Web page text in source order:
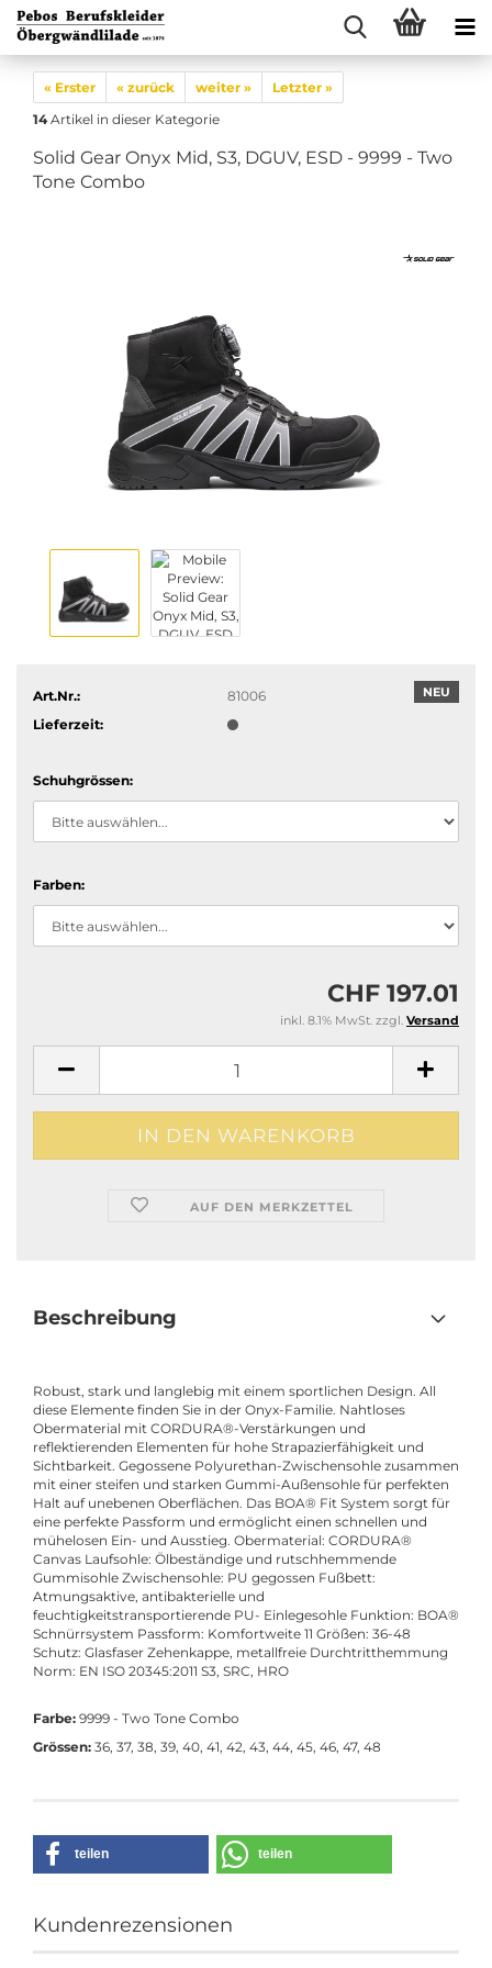
« Erster « zurück weiter »
Letzter »
14Artikel in dieser Kategorie
Solid Gear Onyx Mid, S3, DGUV, ESD - 9999 - Two
Tone Combo
NEU
Art.Nr.:
81006
Lieferzeit:
Schuhgrössen:
Farben:
CHF 197.01
inkl. 8.1% MwSt. zzgl. Versand
AUF DEN MERKZETTEL
Beschreibung
Robust, stark und langlebig mit einem sportlichen Design. All
diese Elemente finden Sie in der Onyx-Familie. Nahtloses
Obermaterial mit CORDURA®-Verstärkungen und
reflektierenden Elementen für hohe Strapazierfähigkeit und
Sichtbarkeit. Gegossene Polyurethan-Zwischensohle zusammen
mit einer steifen und starken Gummi-Außensohle für perfekten
Halt auf unebenen Oberflächen. Das BOA® Fit System sorgt für
eine perfekte Passform und ermöglicht einen schnellen und
mühelosen Ein- und Ausstieg. Obermaterial: CORDURA®
Canvas Laufsohle: Ölbeständige und rutschhemmende
Gummisohle Zwischensohle: PU gegossen Fußbett:
Atmungsaktive, antibakterielle und
feuchtigkeitstransportierende PU- Einlegesohle Funktion: BOA®
Schnürrsystem Passform: Komfortweite 11 Größen: 36-48
Schutz: Glasfaser Zehenkappe, metallfreie Durchtritthemmung
Norm: EN ISO 20345:2011 S3, SRC, HRO
Farbe: 9999 - Two Tone Combo
Grössen: 36, 37, 38, 39, 40, 41, 42, 43, 44, 45, 46, 47, 48
teilen teilen
Kundenrezensionen